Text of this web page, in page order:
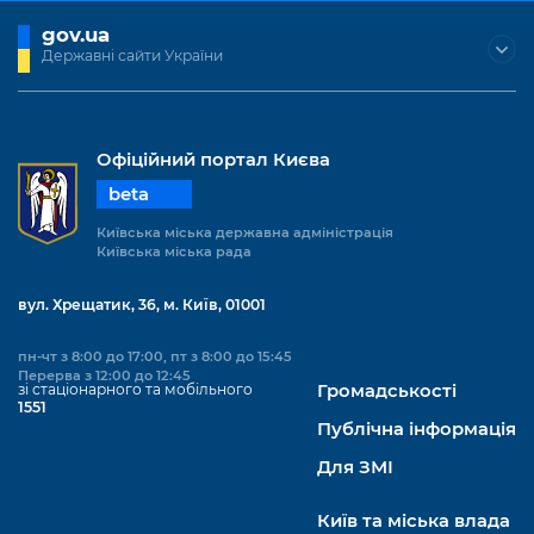
Підприємства, установи, організації
Kyiv International Relations
Гендерна політика
Безбар'єрність
Київська міська військова адміністрація
Портал Захисників та Захисниць
Безбар'єрність
Міський застосунок Київ Цифровий
Важливе під час воєнного стану
Важливе під час воєнного стану
gov.ua
Державні сайти України
Офіційний портал Києва
beta
Київська міська державна адміністрація
Київська міська рада
вул. Хрещатик, 36, м. Київ, 01001
пн-чт з 8:00 до 17:00, пт з 8:00 до 15:45
Перерва з 12:00 до 12:45
зі стаціонарного та мобільного
1551
Громадськості
Публічна інформація
Для ЗМІ
Київ та міська влада